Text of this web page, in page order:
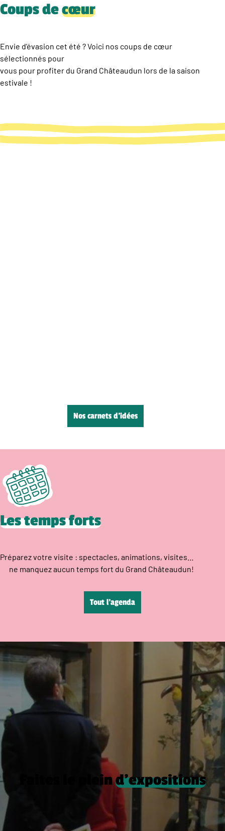
Coups decœur
Envie d’évasion cet été ? Voici nos coups de cœur
sélectionnés pour
vous pour profiter du Grand Châteaudun lors de la saison
estivale !
Nos carnets d’idées
Les temps forts
Préparez votre visite : spectacles, animations, visites…
ne manquez aucun temps fort du Grand Châteaudun!
Tout l’agenda
Faites le pleind’expositions